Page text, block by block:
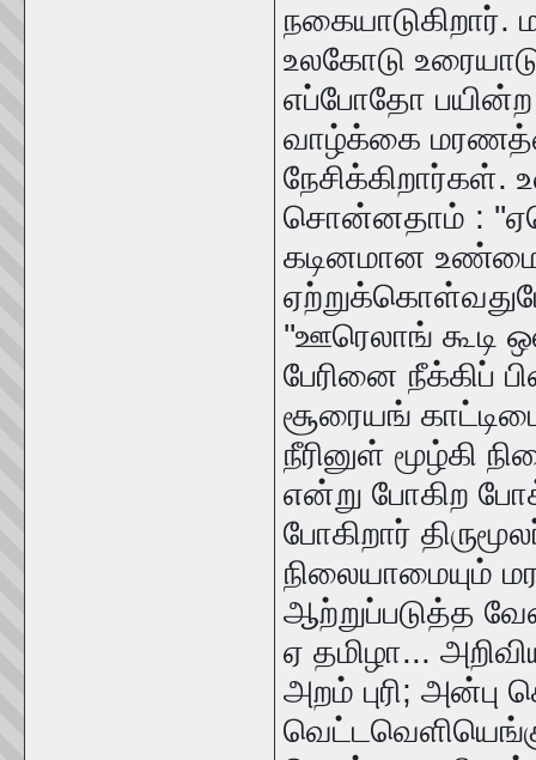
உலகோடு
எப்போதோ பயின்ற
வாழ்க்கை
சொன்னதாம் :
கடினமான
''ஊரெலாங் கூடி
பேரினை நீக்கிப்
சூரையங்
நீரினுள் மூழ்கி
என்று போகிற
போகிறார்
நிலையாமையும்
ஆற்றுப்படுத்த
ஏ தமிழா...
அறம் புரி;